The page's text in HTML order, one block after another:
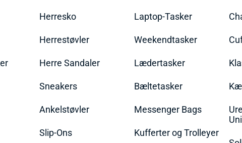
Herresko
Herrestøvler
Herre Sandaler
Sneakers
Ankelstøvler
Slip-Ons
Laptop-Tasker
Weekendtasker
Lædertasker
Bæltetasker
Messenger Bags
Kufferter og Trolleyer